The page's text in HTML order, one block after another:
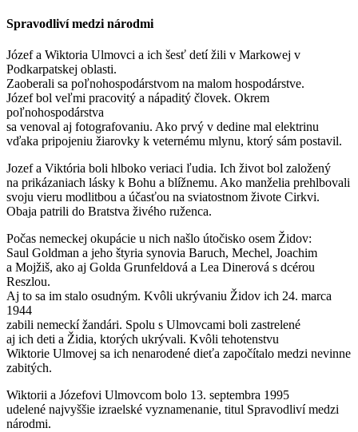
Spravodliví medzi národmi
Józef a Wiktoria Ulmovci a ich šesť detí žili v Markowej v
Podkarpatskej oblasti.
Zaoberali sa poľnohospodárstvom na malom hospodárstve.
Józef bol veľmi pracovitý a nápaditý človek. Okrem
poľnohospodárstva
sa venoval aj fotografovaniu. Ako prvý v dedine mal elektrinu
vďaka pripojeniu žiarovky k veternému mlynu, ktorý sám postavil.
Jozef a Viktória boli hlboko veriaci ľudia. Ich život bol založený
na prikázaniach lásky k Bohu a blížnemu. Ako manželia prehlbovali
svoju vieru modlitbou a účasťou na sviatostnom živote Cirkvi.
Obaja patrili do Bratstva živého ruženca.
Počas nemeckej okupácie u nich našlo útočisko osem Židov:
Saul Goldman a jeho štyria synovia Baruch, Mechel, Joachim
a Mojžiš, ako aj Golda Grunfeldová a Lea Dinerová s dcérou
Reszlou.
Aj to sa im stalo osudným. Kvôli ukrývaniu Židov ich 24. marca
1944
zabili nemeckí žandári. Spolu s Ulmovcami boli zastrelené
aj ich deti a Židia, ktorých ukrývali. Kvôli tehotenstvu
Wiktorie Ulmovej sa ich nenarodené dieťa započítalo medzi nevinne
zabitých.
Wiktorii a Józefovi Ulmovcom bolo 13. septembra 1995
udelené najvyššie izraelské vyznamenanie, titul Spravodliví medzi
národmi.